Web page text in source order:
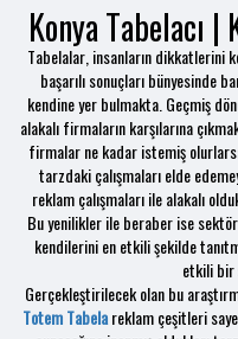
Konya Tabelacı
Tabelalar, insanların dikkatlerini
başarılı sonuçları bünyesinde
kendine yer bulmakta. Geçmiş
alakalı firmaların karşılarına
firmalar ne kadar istemiş
tarzdaki çalışmaları elde
reklam çalışmaları ile alakalı
Bu yenilikler ile beraber ise
kendilerini en etkili şekilde
etkili bir
Gerçekleştirilecek olan bu
Totem Tabelareklam çeşitleri